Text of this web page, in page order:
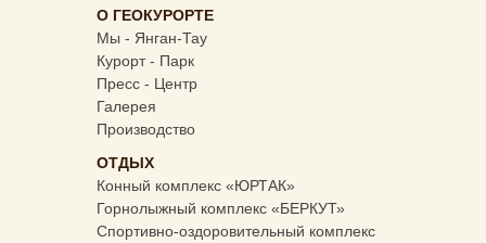
О ГЕОКУРОРТЕ
Мы - Янган-Тау
Курорт - Парк
Пресс - Центр
Галерея
Производство
ОТДЫХ
Конный комплекс «ЮРТАК»
Горнолыжный комплекс «БЕРКУТ»
Спортивно-оздоровительный комплекс